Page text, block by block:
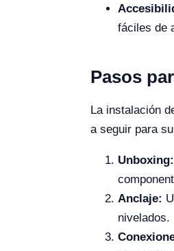
fáciles de
Pasos
La instalación
a seguir para
Unboxing:
Anclaje:
nivelados.